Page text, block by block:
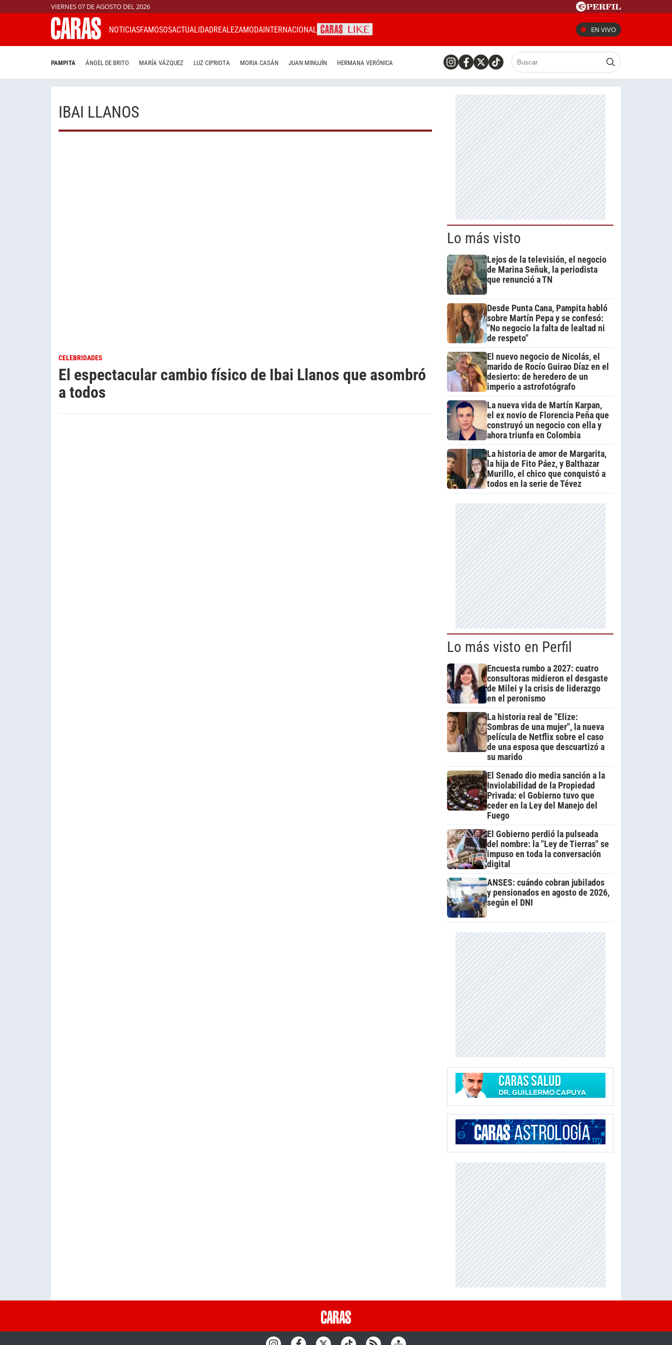
VIERNES 07 DE AGOSTO DEL 2026
NOTICIASFAMOSOSACTUALIDADREALEZAMODAINTERNACIONAL EN VIVO
PAMPITA ÁNGEL DE BRITO MARÍA VÁZQUEZ LUZ CIPRIOTA MORIA CASÁN JUAN MINUJÍN HERMANA VERÓNICA
IBAI LLANOS
CELEBRIDADES
El espectacular cambio físico de Ibai Llanos que asombró
a todos
Lo más visto
Lejos de la televisión, el negocio
de Marina Señuk, la periodista
que renunció a TN
Desde Punta Cana, Pampita habló
sobre Martín Pepa y se confesó:
"No negocio la falta de lealtad ni
de respeto"
El nuevo negocio de Nicolás, el
marido de Rocío Guirao Díaz en el
desierto: de heredero de un
imperio a astrofotógrafo
La nueva vida de Martín Karpan,
el ex novio de Florencia Peña que
construyó un negocio con ella y
ahora triunfa en Colombia
La historia de amor de Margarita,
la hija de Fito Páez, y Balthazar
Murillo, el chico que conquistó a
todos en la serie de Tévez
Lo más visto en Perfil
Encuesta rumbo a 2027: cuatro
consultoras midieron el desgaste
de Milei y la crisis de liderazgo
en el peronismo
La historia real de "Elize:
Sombras de una mujer", la nueva
película de Netflix sobre el caso
de una esposa que descuartizó a
su marido
El Senado dio media sanción a la
Inviolabilidad de la Propiedad
Privada: el Gobierno tuvo que
ceder en la Ley del Manejo del
Fuego
El Gobierno perdió la pulseada
del nombre: la "Ley de Tierras" se
impuso en toda la conversación
digital
ANSES: cuándo cobran jubilados
y pensionados en agosto de 2026,
según el DNI